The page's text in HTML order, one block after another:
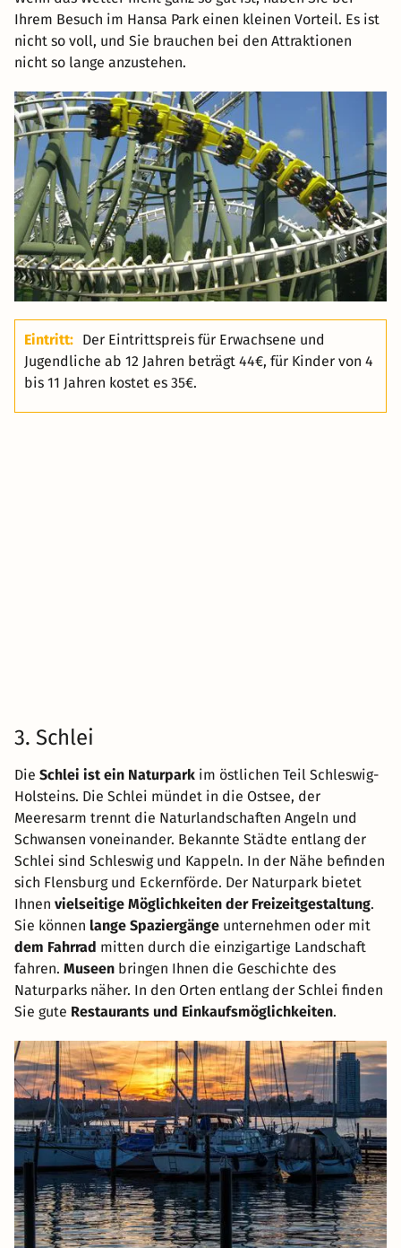
Ihrem Besuch im Hansa Park einen kleinen Vorteil. Es ist
nicht so voll, und Sie brauchen bei den Attraktionen
nicht so lange anzustehen.
Eintritt: Der Eintrittspreis für Erwachsene und
Jugendliche ab 12 Jahren beträgt 44€, für Kinder von 4
bis 11 Jahren kostet es 35€.
3. Schlei
Die Schlei ist ein Naturpark im östlichen Teil Schleswig-
Holsteins. Die Schlei mündet in die Ostsee, der
Meeresarm trennt die Naturlandschaften Angeln und
Schwansen voneinander. Bekannte Städte entlang der
Schlei sind Schleswig und Kappeln. In der Nähe befinden
sich Flensburg und Eckernförde. Der Naturpark bietet
Ihnen vielseitige Möglichkeiten der Freizeitgestaltung.
Sie können lange Spaziergänge unternehmen oder mit
dem Fahrrad mitten durch die einzigartige Landschaft
fahren. Museen bringen Ihnen die Geschichte des
Naturparks näher. In den Orten entlang der Schlei finden
Sie gute Restaurants und Einkaufsmöglichkeiten.